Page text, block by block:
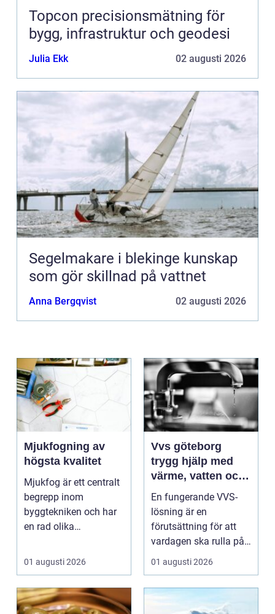
Topcon precisionsmätning för
bygg, infrastruktur och geodesi
Julia Ekk 02 augusti 2026
Segelmakare i blekinge kunskap
som gör skillnad på vattnet
Anna Bergqvist 02 augusti 2026
Mjukfogning av
högsta kvalitet
Mjukfog är ett centralt
begrepp inom
byggtekniken och har
en rad olika
..
01 augusti 2026
Vvs göteborg
trygg hjälp med
värme, vatten och
sanitet
En fungerande VVS-
lösning är en
förutsättning för att
vardagen ska rulla på.
När värmen strular,
01 augusti 2026